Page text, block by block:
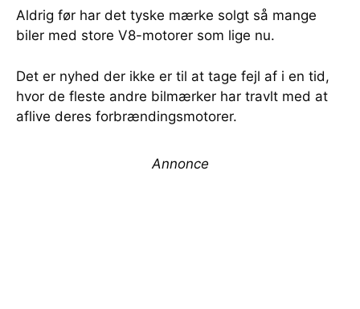
Aldrig før har det tyske mærke solgt så mange
biler med store V8-motorer som lige nu.
Det er nyhed der ikke er til at tage fejl af i en tid,
hvor de fleste andre bilmærker har travlt med at
aflive deres forbrændingsmotorer.
Annonce